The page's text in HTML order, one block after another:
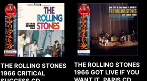
THE ROLLING STONES
1966 CRITICAL
THE ROLLING STONES
1966 GOT LIVE IF YOU